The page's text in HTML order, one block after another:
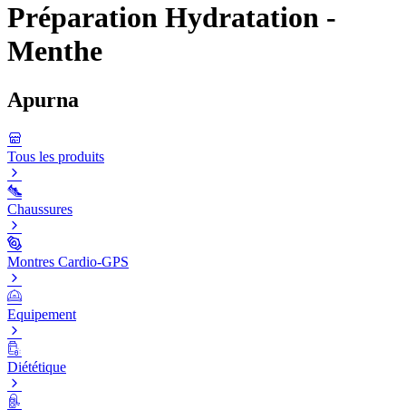
Préparation Hydratation -
Menthe
Apurna
Tous les produits
Chaussures
Montres Cardio-GPS
Equipement
Diététique